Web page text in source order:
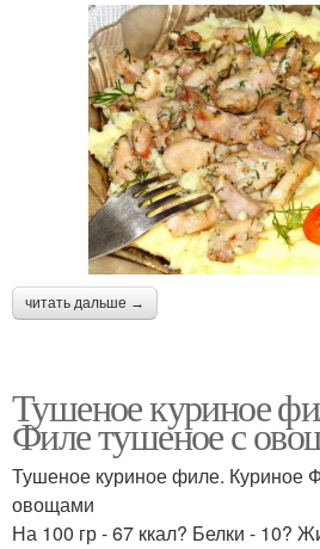
читать дальше →
Тушеное куриное
Филе тушеное с
Тушеное куриное филе. Куриное
овощами
На 100 гр - 67 ккал? Белки - 10?